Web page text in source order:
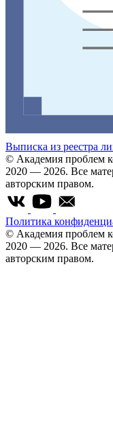
Выписка из реестра
© Академия проблем
2020 — 2026. Все
авторским правом.
Политика
© Академия проблем
2020 — 2026. Все
авторским правом.